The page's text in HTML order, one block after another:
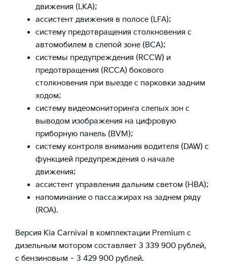
движения (LKA);
ассистент движения в полосе (LFA);
систему предотвращения столкновения с
автомобилем в слепой зоне (BCA);
системы предупреждения (RCCW) и
предотвращения (RCCA) бокового
столкновения при выезде с парковки задним
ходом;
систему видеомониторинга слепых зон с
выводом изображения на цифровую
приборную панель (BVM);
систему контроля внимания водителя (DAW) с
функцией предупреждения о начале
движения;
ассистент управления дальним светом (HBA);
напоминание о пассажирах на заднем ряду
(ROA).
Версия Kia Carnival в комплектации Premium с
дизельным мотором составляет 3 339 900 рублей,
с бензиновым – 3 429 900 рублей.